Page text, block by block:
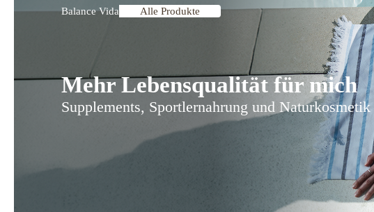
Balance Vida Alle Produkte
Mehr Lebensqualität für mich
Supplements, Sportlernahrung und Naturkosmetik